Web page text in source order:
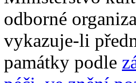
odborné
vykazuje-li
památky podle